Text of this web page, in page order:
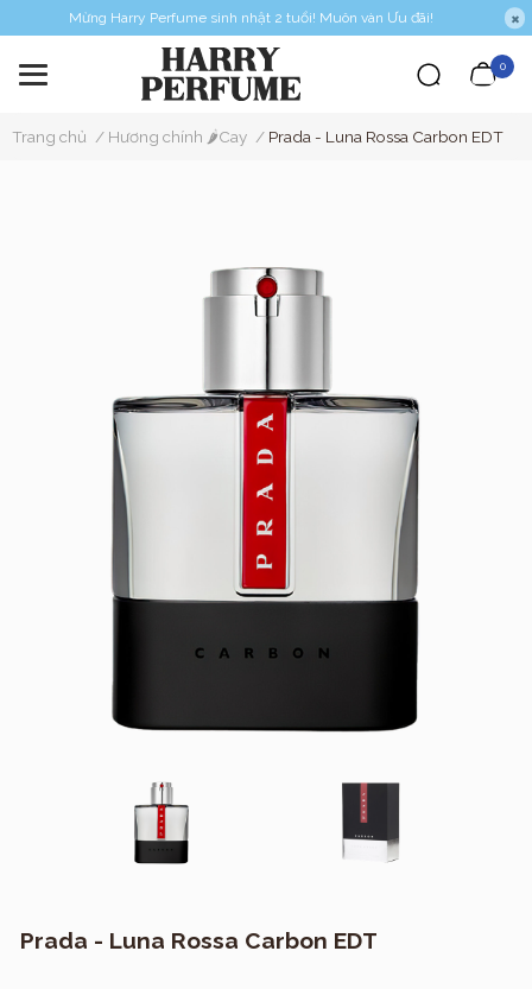
Mừng Harry Perfume sinh nhật 2 tuổi! Muôn vàn Ưu đãi!
0
Trang chủ / Hương chính 🌶️Cay / Prada - Luna Rossa Carbon EDT
Prada - Luna Rossa Carbon EDT